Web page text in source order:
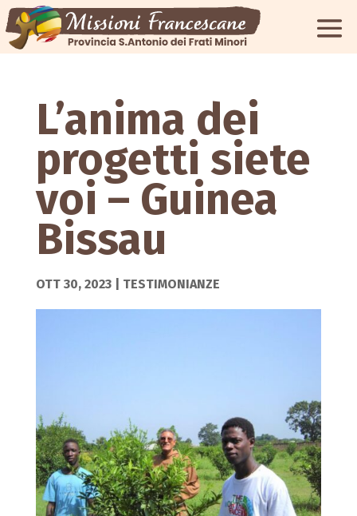
L’anima dei
progetti siete
voi – Guinea
Bissau
OTT 30, 2023| TESTIMONIANZE